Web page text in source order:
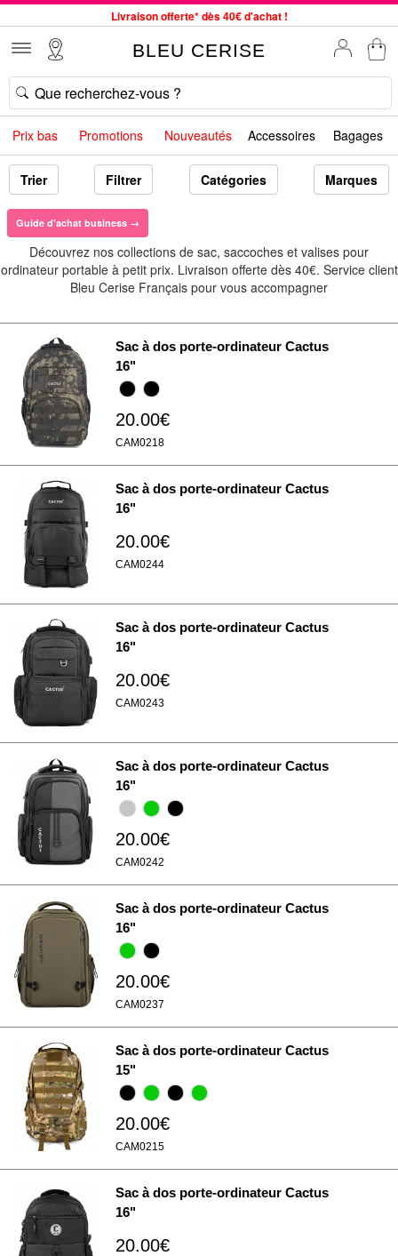
Livraison offerte* dès 40€ d'achat !
Commande avant 12h expédiée le jour même, du lundi au vendredi
33 magasins en France. Un à proximité de chez vous ?
Bon shopping chez BLEU CERISE !
Jusqu'à -75% sur le site du 29/07 au 27/08
Samsonite, Delsey, American Tourister, Little Marcel à Prix Bas
BLEU CERISE
Prix bas Promotions Nouveautés Accessoires Bagages
Trier Filtrer Catégories Marques
Guide d'achat business →
Découvrez nos collections de sac, saccoches et valises pour
ordinateur portable à petit prix. Livraison offerte dès 40€. Service client
Bleu Cerise Français pour vous accompagner
Sac à dos porte-ordinateur Cactus
16"
20.00€
CAM0218
Sac à dos porte-ordinateur Cactus
16"
20.00€
CAM0244
Sac à dos porte-ordinateur Cactus
16"
20.00€
CAM0243
Sac à dos porte-ordinateur Cactus
16"
20.00€
CAM0242
Sac à dos porte-ordinateur Cactus
16"
20.00€
CAM0237
Sac à dos porte-ordinateur Cactus
15"
20.00€
CAM0215
Sac à dos porte-ordinateur Cactus
16"
20.00€